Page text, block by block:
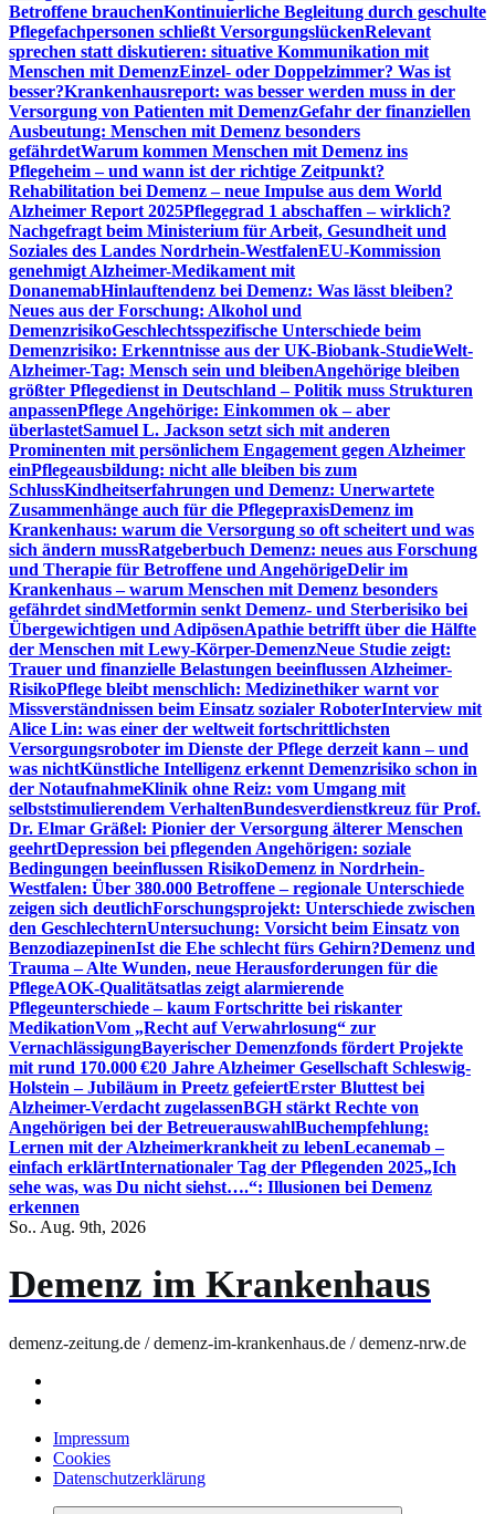
Betroffene brauchenKontinuierliche Begleitung durch geschulte
Pflegefachpersonen schließt VersorgungslückenRelevant
sprechen statt diskutieren: situative Kommunikation mit
Menschen mit DemenzEinzel- oder Doppelzimmer? Was ist
besser?Krankenhausreport: was besser werden muss in der
Versorgung von Patienten mit DemenzGefahr der finanziellen
Ausbeutung: Menschen mit Demenz besonders
gefährdetWarum kommen Menschen mit Demenz ins
Pflegeheim – und wann ist der richtige Zeitpunkt?
Rehabilitation bei Demenz – neue Impulse aus dem World
Alzheimer Report 2025Pflegegrad 1 abschaffen – wirklich?
Nachgefragt beim Ministerium für Arbeit, Gesundheit und
Soziales des Landes Nordrhein-WestfalenEU-Kommission
genehmigt Alzheimer-Medikament mit
DonanemabHinlauftendenz bei Demenz: Was lässt bleiben?
Neues aus der Forschung: Alkohol und
DemenzrisikoGeschlechtsspezifische Unterschiede beim
Demenzrisiko: Erkenntnisse aus der UK-Biobank-StudieWelt-
Alzheimer-Tag: Mensch sein und bleibenAngehörige bleiben
größter Pflegedienst in Deutschland – Politik muss Strukturen
anpassenPflege Angehörige: Einkommen ok – aber
überlastetSamuel L. Jackson setzt sich mit anderen
Prominenten mit persönlichem Engagement gegen Alzheimer
einPflegeausbildung: nicht alle bleiben bis zum
SchlussKindheitserfahrungen und Demenz: Unerwartete
Zusammenhänge auch für die PflegepraxisDemenz im
Krankenhaus: warum die Versorgung so oft scheitert und was
sich ändern mussRatgeberbuch Demenz: neues aus Forschung
und Therapie für Betroffene und AngehörigeDelir im
Krankenhaus – warum Menschen mit Demenz besonders
gefährdet sindMetformin senkt Demenz- und Sterberisiko bei
Übergewichtigen und AdipösenApathie betrifft über die Hälfte
der Menschen mit Lewy-Körper-DemenzNeue Studie zeigt:
Trauer und finanzielle Belastungen beeinflussen Alzheimer-
RisikoPflege bleibt menschlich: Medizinethiker warnt vor
Missverständnissen beim Einsatz sozialer RoboterInterview mit
Alice Lin: was einer der weltweit fortschrittlichsten
Versorgungsroboter im Dienste der Pflege derzeit kann – und
was nichtKünstliche Intelligenz erkennt Demenzrisiko schon in
der NotaufnahmeKlinik ohne Reiz: vom Umgang mit
selbststimulierendem VerhaltenBundesverdienstkreuz für Prof.
Dr. Elmar Gräßel: Pionier der Versorgung älterer Menschen
geehrtDepression bei pflegenden Angehörigen: soziale
Bedingungen beeinflussen RisikoDemenz in Nordrhein-
Westfalen: Über 380.000 Betroffene – regionale Unterschiede
zeigen sich deutlichForschungsprojekt: Unterschiede zwischen
den GeschlechternUntersuchung: Vorsicht beim Einsatz von
BenzodiazepinenIst die Ehe schlecht fürs Gehirn?Demenz und
Trauma – Alte Wunden, neue Herausforderungen für die
PflegeAOK-Qualitätsatlas zeigt alarmierende
Pflegeunterschiede – kaum Fortschritte bei riskanter
MedikationVom „Recht auf Verwahrlosung“ zur
VernachlässigungBayerischer Demenzfonds fördert Projekte
mit rund 170.000 €20 Jahre Alzheimer Gesellschaft Schleswig-
Holstein – Jubiläum in Preetz gefeiertErster Bluttest bei
Alzheimer-Verdacht zugelassenBGH stärkt Rechte von
Angehörigen bei der BetreuerauswahlBuchempfehlung:
Lernen mit der Alzheimerkrankheit zu lebenLecanemab –
einfach erklärtInternationaler Tag der Pflegenden 2025„Ich
sehe was, was Du nicht siehst….“: Illusionen bei Demenz
erkennen
So.. Aug. 9th, 2026
Demenz im Krankenhaus
demenz-zeitung.de / demenz-im-krankenhaus.de / demenz-nrw.de
Impressum
Cookies
Datenschutzerklärung